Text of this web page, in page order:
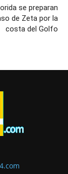
se preparan
de Zeta por la
costa del Golfo